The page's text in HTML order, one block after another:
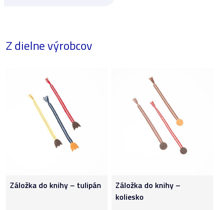
Z dielne výrobcov
Záložka do knihy – tulipán
Záložka do knihy –
koliesko